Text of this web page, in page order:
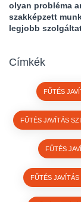
olyan probléma
szakképzett
legjobb
Címkék
FŰTÉS
FŰTÉS JAVÍTÁS
FŰTÉS
FŰTÉS